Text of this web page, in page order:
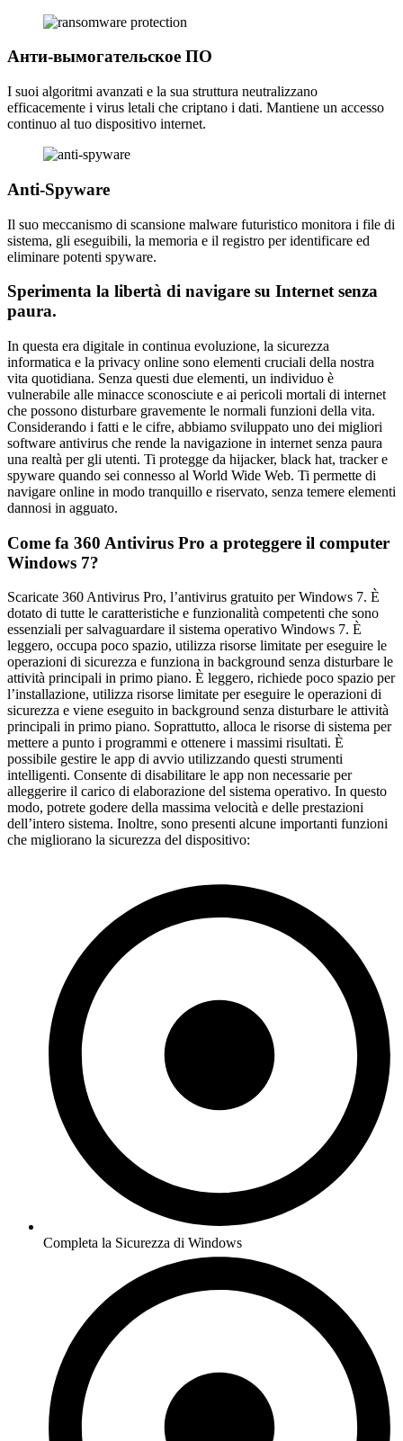
Анти-вымогательское ПО
I suoi algoritmi avanzati e la sua struttura neutralizzano
efficacemente i virus letali che criptano i dati. Mantiene un accesso
continuo al tuo dispositivo internet.
Anti-Spyware
Il suo meccanismo di scansione malware futuristico monitora i file di
sistema, gli eseguibili, la memoria e il registro per identificare ed
eliminare potenti spyware.
Sperimenta la libertà di navigare su Internet senza
paura.
In questa era digitale in continua evoluzione, la sicurezza
informatica e la privacy online sono elementi cruciali della nostra
vita quotidiana. Senza questi due elementi, un individuo è
vulnerabile alle minacce sconosciute e ai pericoli mortali di internet
che possono disturbare gravemente le normali funzioni della vita.
Considerando i fatti e le cifre, abbiamo sviluppato uno dei migliori
software antivirus che rende la navigazione in internet senza paura
una realtà per gli utenti. Ti protegge da hijacker, black hat, tracker e
spyware quando sei connesso al World Wide Web. Ti permette di
navigare online in modo tranquillo e riservato, senza temere elementi
dannosi in agguato.
Come fa 360 Antivirus Pro a proteggere il computer
Windows 7?
Scaricate 360 Antivirus Pro, l’antivirus gratuito per Windows 7. È
dotato di tutte le caratteristiche e funzionalità competenti che sono
essenziali per salvaguardare il sistema operativo Windows 7. È
leggero, occupa poco spazio, utilizza risorse limitate per eseguire le
operazioni di sicurezza e funziona in background senza disturbare le
attività principali in primo piano. È leggero, richiede poco spazio per
l’installazione, utilizza risorse limitate per eseguire le operazioni di
sicurezza e viene eseguito in background senza disturbare le attività
principali in primo piano. Soprattutto, alloca le risorse di sistema per
mettere a punto i programmi e ottenere i massimi risultati. È
possibile gestire le app di avvio utilizzando questi strumenti
intelligenti. Consente di disabilitare le app non necessarie per
alleggerire il carico di elaborazione del sistema operativo. In questo
modo, potrete godere della massima velocità e delle prestazioni
dell’intero sistema. Inoltre, sono presenti alcune importanti funzioni
che migliorano la sicurezza del dispositivo:
Completa la Sicurezza di Windows